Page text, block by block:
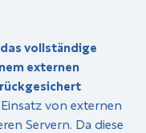
das vollständige
externen
von externen
Servern. Da diese